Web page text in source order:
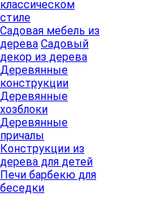
классическом
стиле
Садовая мебель из
дерева Садовый
декор из дерева
Деревянные
конструкции
Деревянные
хозблоки
Деревянные
причалы
Конструкции из
дерева для детей
Печи барбекю для
беседки